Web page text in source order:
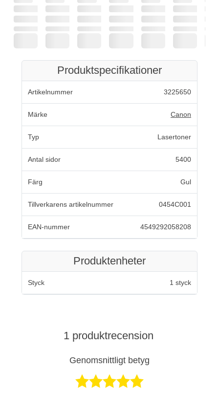
Produktspecifikationer
Artikelnummer 3225650
Märke Canon
Typ Lasertoner
Antal sidor 5400
Färg Gul
Tillverkarens artikelnummer 0454C001
EAN-nummer 4549292058208
Produktenheter
Styck 1 styck
1 produktrecension
Genomsnittligt betyg
Betygsatt 5 av